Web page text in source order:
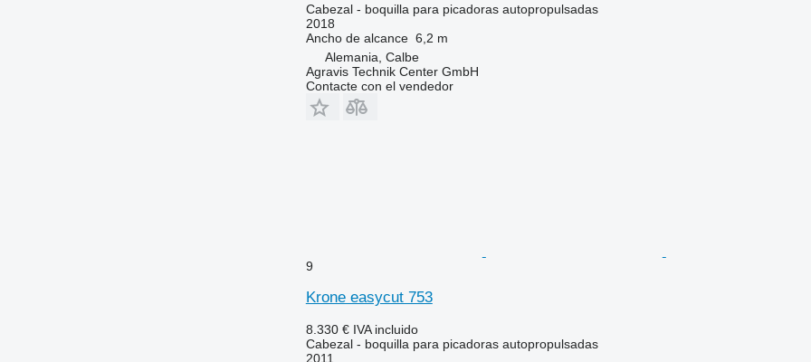
Cabezal - boquilla para picadoras autopropulsadas
2018
Ancho de alcance 6,2 m
Alemania, Calbe
Agravis Technik Center GmbH
Contacte con el vendedor
9
Krone easycut 753
8.330 € IVA incluido
Cabezal - boquilla para picadoras autopropulsadas
2011